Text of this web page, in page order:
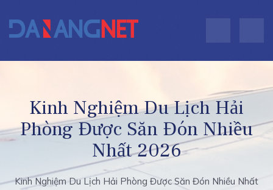
Kinh Nghiệm Du Lịch Hải
Phòng Được Săn Đón Nhiều
Nhất 2026
Kinh Nghiệm Du Lịch Hải Phòng Được Săn Đón Nhiều Nhất